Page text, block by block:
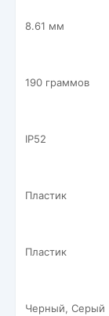
8.61 мм
190 граммов
IP52
Пластик
Пластик
Черный, Серый